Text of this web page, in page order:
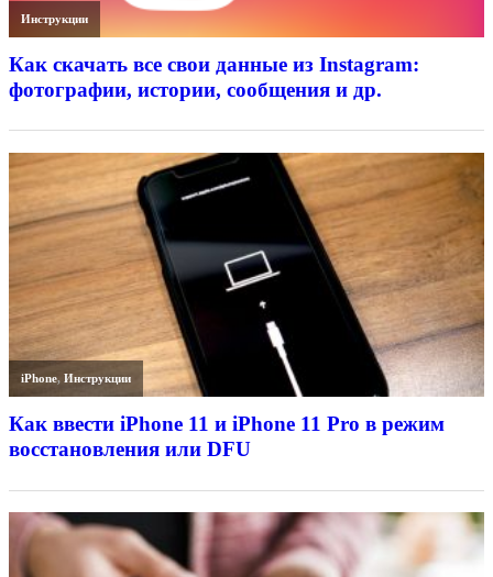
Инструкции
Как скачать все свои данные из Instagram:
фотографии, истории, сообщения и др.
iPhone,Инструкции
Как ввести iPhone 11 и iPhone 11 Pro в режим
восстановления или DFU